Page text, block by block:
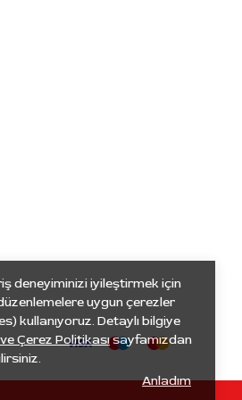
deneyiminizi iyileştirmek için
uygun çerezler
kullanıyoruz. Detaylı bilgiye
Çerez Politikasısayfamızdan
Anladım